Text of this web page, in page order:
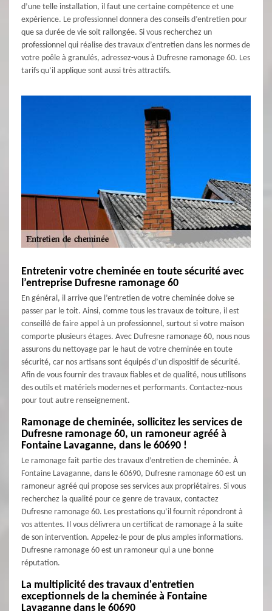
d’une telle installation, il faut une certaine compétence et une
expérience. Le professionnel donnera des conseils d’entretien pour
que sa durée de vie soit rallongée. Si vous recherchez un
professionnel qui réalise des travaux d’entretien dans les normes de
votre poêle à granulés, adressez-vous à Dufresne ramonage 60. Les
tarifs qu’il applique sont aussi très attractifs.
Entretenir votre cheminée en toute sécurité avec
l’entreprise Dufresne ramonage 60
En général, il arrive que l’entretien de votre cheminée doive se
passer par le toit. Ainsi, comme tous les travaux de toiture, il est
conseillé de faire appel à un professionnel, surtout si votre maison
comporte plusieurs étages. Avec Dufresne ramonage 60, nous nous
assurons du nettoyage par le haut de votre cheminée en toute
sécurité, car nos artisans sont équipés d’un dispositif de sécurité.
Afin de vous fournir des travaux fiables et de qualité, nous utilisons
des outils et matériels modernes et performants. Contactez-nous
pour tout autre renseignement.
Ramonage de cheminée, sollicitez les services de
Dufresne ramonage 60, un ramoneur agréé à
Fontaine Lavaganne, dans le 60690 !
Le ramonage fait partie des travaux d’entretien de cheminée. À
Fontaine Lavaganne, dans le 60690, Dufresne ramonage 60 est un
ramoneur agréé qui propose ses services aux propriétaires. Si vous
recherchez la qualité pour ce genre de travaux, contactez
Dufresne ramonage 60. Les prestations qu’il fournit répondront à
vos attentes. Il vous délivrera un certificat de ramonage à la suite
de son intervention. Appelez-le pour de plus amples informations.
Dufresne ramonage 60 est un ramoneur qui a une bonne
réputation.
La multiplicité des travaux d'entretien
exceptionnels de la cheminée à Fontaine
Lavaganne dans le 60690